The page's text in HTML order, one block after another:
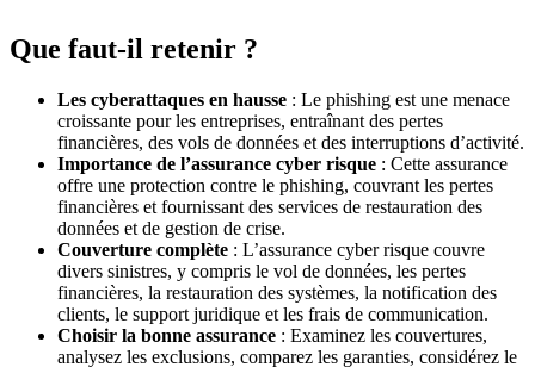
Que faut-il retenir ?
Les cyberattaques en hausse : Le phishing est une menace
croissante pour les entreprises, entraînant des pertes
financières, des vols de données et des interruptions d’activité.
Importance de l’assurance cyber risque : Cette assurance
offre une protection contre le phishing, couvrant les pertes
financières et fournissant des services de restauration des
données et de gestion de crise.
Couverture complète : L’assurance cyber risque couvre
divers sinistres, y compris le vol de données, les pertes
financières, la restauration des systèmes, la notification des
clients, le support juridique et les frais de communication.
Choisir la bonne assurance : Examinez les couvertures,
analysez les exclusions, comparez les garanties, considérez le